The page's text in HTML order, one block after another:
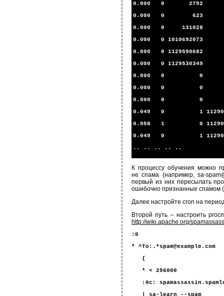
0.000 0 2792 0
0.000 0 623 0
0.000 0 131028 0
0.000 0 1010692073
0.000 0 1129590682
0.000 0 1129530349
0.000 0 0 0 non-
0.000 0 0 0 non-
0.000 0 0 0 non-
0.049 0 1
0.958 1 0
0.049 0 1
.. .. .. .. ..
К процессу обучения можно
не спама (например, sa-
первый из них пересылать
ошибочно признанные спамом
Далее настройте cron на
Второй путь – настроить
http://wiki.apache.org/
:0
* ^To:.*spam@example.com
{
* < 256000
:0c:
| sa-learn --spam